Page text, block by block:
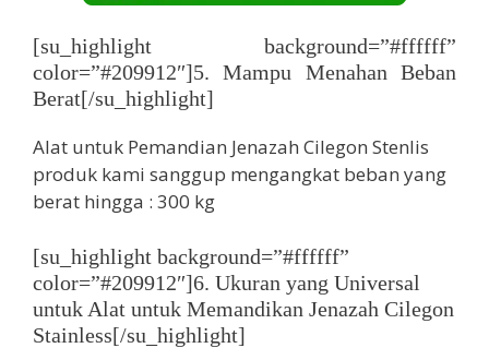
[su_highlight background=”#ffffff”
color=”#209912″]5. Mampu Menahan Beban
Berat[/su_highlight]
Alat untuk Pemandian Jenazah Cilegon Stenlis
produk kami sanggup mengangkat beban yang
berat hingga : 300 kg
[su_highlight background=”#ffffff”
color=”#209912″]6. Ukuran yang Universal
untuk Alat untuk Memandikan Jenazah Cilegon
Stainless[/su_highlight]